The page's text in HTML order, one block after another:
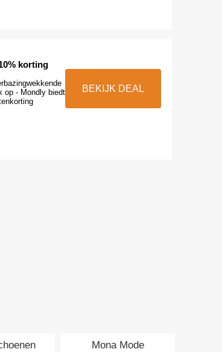
korting
op - Mondly biedt
BEKIJK DEAL
Mona Mode